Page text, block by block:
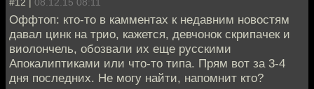
Оффтоп: кто-то в камментах к недавним новостям
давал цинк на трио, кажется, девчонок скрипачек и
виолончель, обозвали их еще русскими
Апокалиптиками или что-то типа. Прям вот за 3-4
дня последних. Не могу найти, напомнит кто?